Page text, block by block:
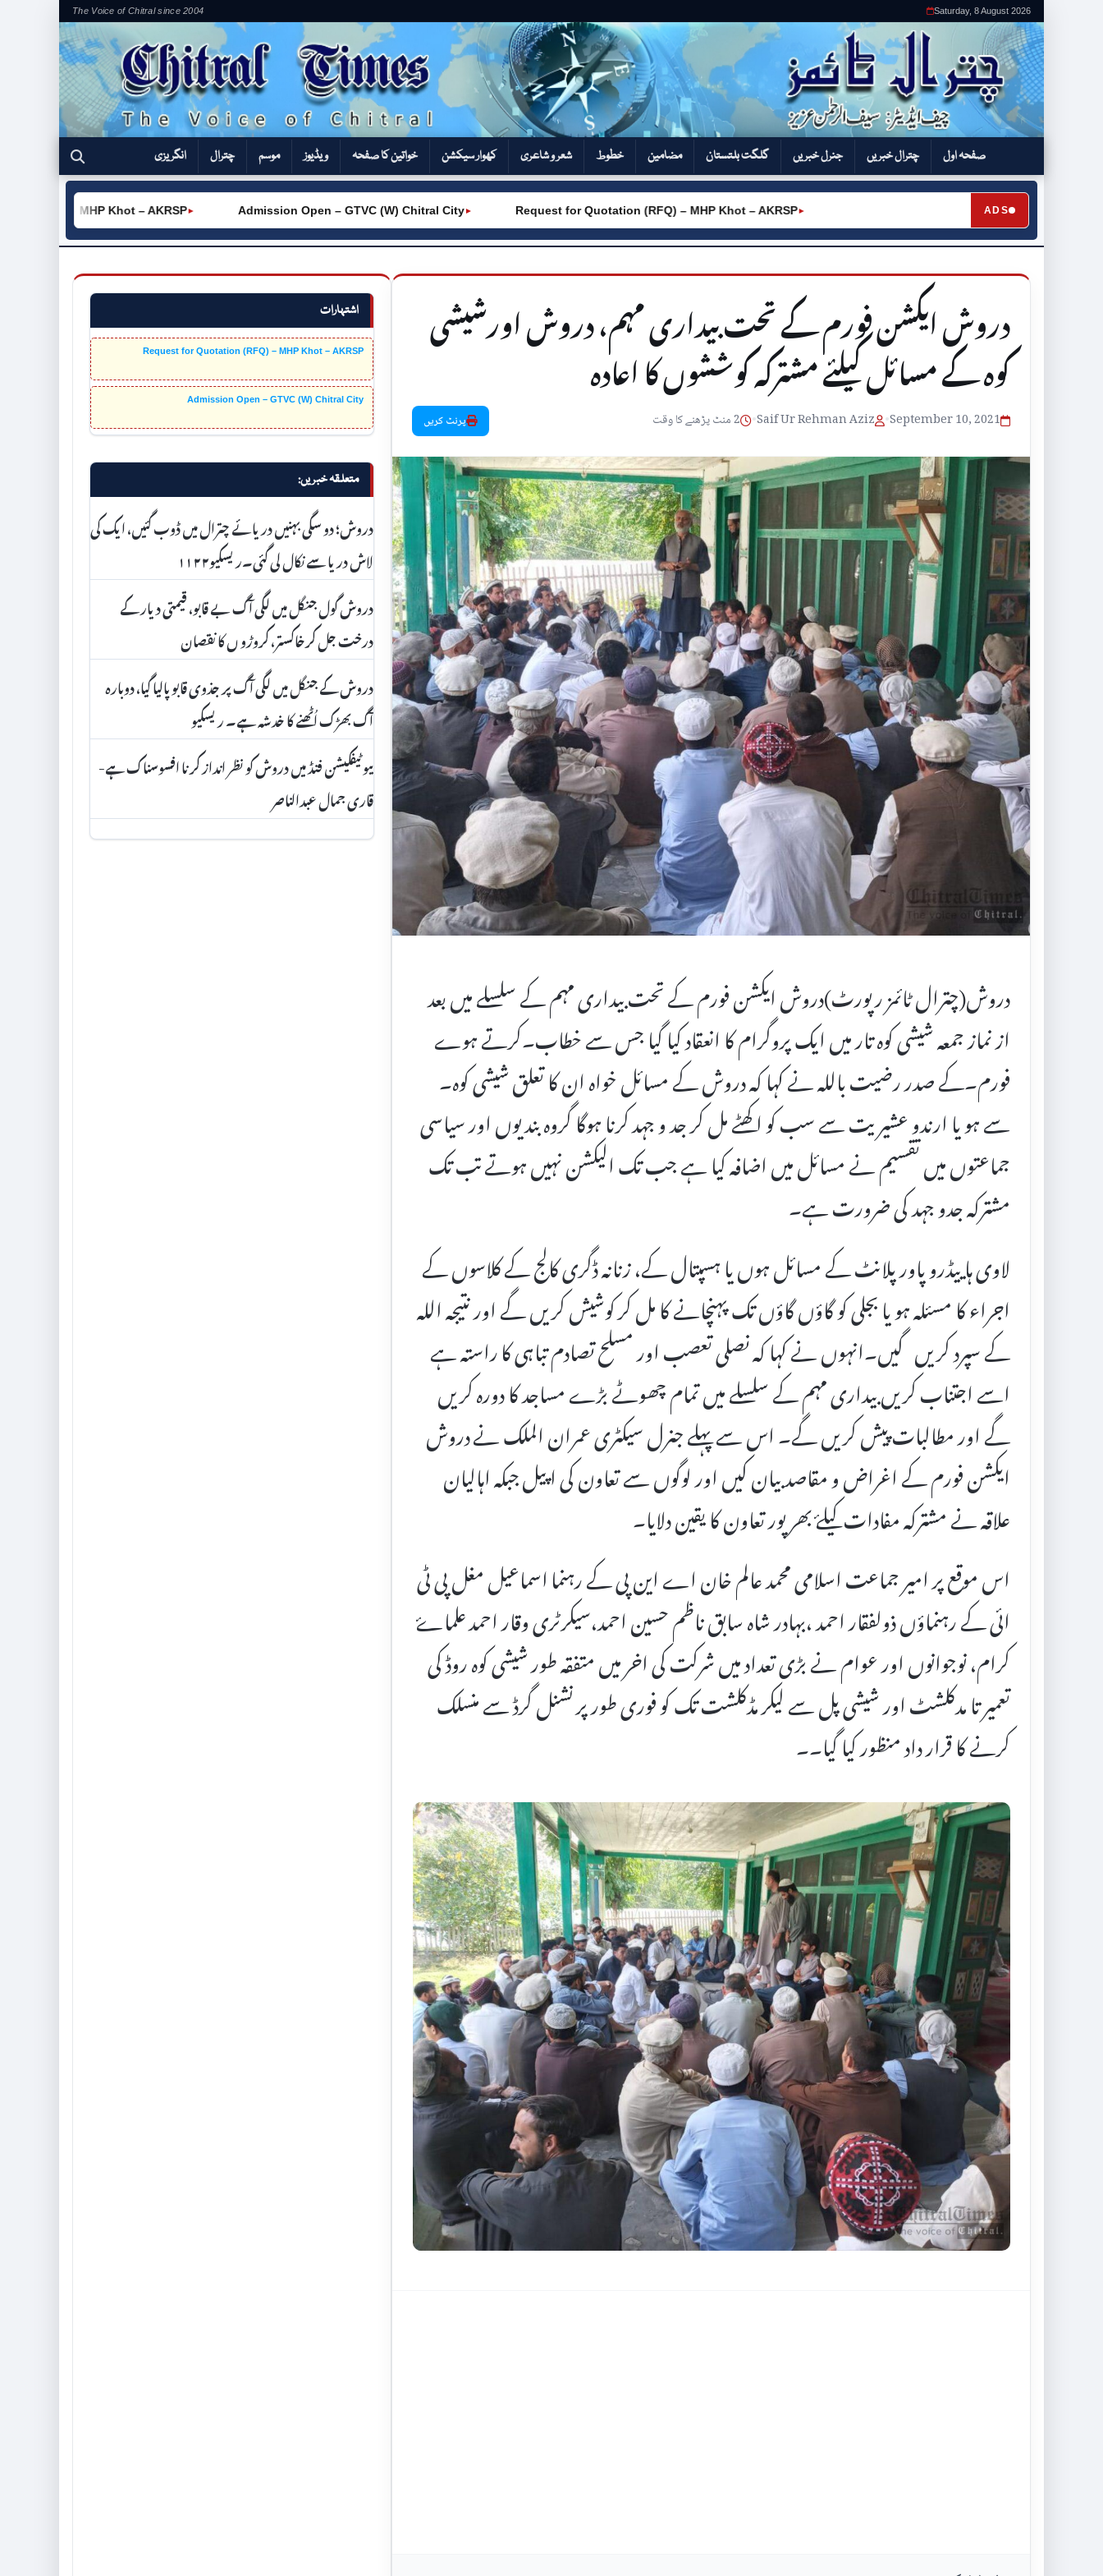
The Voice of Chitral since 2004 Saturday, 8 August 2026
صفحہ اول چترال خبریں جنرل خبریں گلگت بلتستان مضامین خطوط شعر و شاعری کھوار سیکشن‎ خواتین کا صفحہ ویڈیوز موسم چترال انگریزی
ADS
►
– MHP Khot – AKRSP ►
Request for Quotation (RFQ) – MHP Khot – AKRSP
►
Admission Open – GTVC (W) Chitral City
اشتہارات
Request for Quotation (RFQ) – MHP Khot – AKRSP
Admission Open – GTVC (W) Chitral City
متعلقہ خبریں:
دروش؛ دو سگی بہنیں دریائے چترال میں ڈوب گئیں، ایک کی
لاش دریا سے نکال لی گئی۔ریسکیو۱۱۲۲
دروش گول جنگل میں لگی آگ بے قابو، قیمتی دیار کے
درخت جل کرخاکستر، کروڑو ں کا نقصان
دروش کے جنگل میں لگی آگ پر جذوی قابو پالیا گیا، دوبارہ
آگ بھڑک اُٹھنے کا خدشہ ہے۔ ریسکیو
بیوٹیفکیشن فنڈ میں دروش کو نظر انداز کرنا افسوسناک ہے-
قاری جمال عبدالناصر
دروش ایکشن فورم کے تحت بیداری مہم، دروش اورشیشی
کوہ کے مسائل کیلئے مشترکہ کوششوں کا اعادہ
September 10, 2021
•
Saif Ur Rehman Aziz
• 2 منٹ پڑھنے کا وقت پرنٹ کریں
دروش(چترال ٹائمز رپورٹ)دروش ایکشن فورم کے تحت بیداری مہم کے سلسلے میں بعد
از نماز جمعہ شیشی کوہ تار میں ایک پروگرام کا انعقاد کیا گیا جس سے خطاب۔کرتے ہوے
فورم۔کے صدر رضیت باللہ نے کہا کہ دروش کے مسائل خواہ ان کا تعلق شیشی کوہ۔
سے ہو یا ارندو عشیریت سے سب کو اکھٹے مل کر جد و جہد کرنا ہوگا گروہ بندیوں اور سیاسی
جماعتوں میں تقسیم نے مسائل میں اضافہ کیا ہے جب تک الیکشن نہیں ہوتے تب تک
مشترکہ جدو جہد کی ضرورت ہے۔
لاوی ہاییڈرو پاور پلانٹ کے مسائل ہوں یا ہسپتال کے، زنانہ ڈگری کالج کے کلاسوں کے
اجراء کا مسئلہ ہو یا بجلی کو گاؤں گاؤں تک پہنچانے کا مل کر کوشیش کریں گے اور نتیجہ اللہ
کے سپرد کریں گیں۔انہوں نے کہا کہ نصلی تعصب اور مسلح تصادم تباہی کا راستہ ہے
اسے اجتناب کریں بیداری مہم کے سلسلے میں تمام چھوٹے بڑے مساجد کا دورہ کریں
گے اور مطالبات پیش کریں گے۔ اس سے پہلے جنرل سیکٹری عمران الملک نے دروش
ایکشن فورم کے اغراض و مقاصد بیان کیں اور لوگوں سے تعاون کی اپیل جبکہ اہالیان
علاقہ نے مشترکہ مفادات کیلۓ بھر پور تعاون کا یقین دلایا۔
اس موقع پر امیر جماعت اسلامی محمد عالم خان اے این پی کے رہنما اسماعیل مغل پی ٹی
ائی کے رہنماؤں ذولفقار احمد ،بہادر شاہ سابق ناظم حسین احمد،سیکرٹری وقار احمد علماۓ
کرام، نوجوانوں اور عوام نے بڑی تعداد میں شرکت کی اخر میں متفقہ طور شیشی کوہ روڈ کی
تعمیر تا مدکلشٹ اور شیشی پل سے لیکر مڈکلشت تک کو فوری طور پر نشنل گرڈ سے منسلک
کرنے کا قرار داد منظور کیا گیا۔۔